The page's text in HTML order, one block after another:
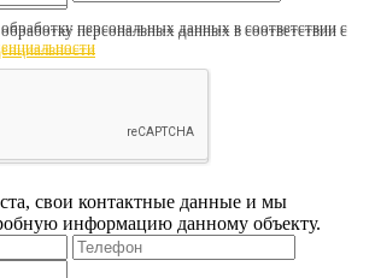
персональных данных в соответствии с
персональных данных в соответствии с
свои контактные данные и мы
информацию данному объекту.